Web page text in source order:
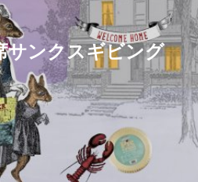
サンクスギビング